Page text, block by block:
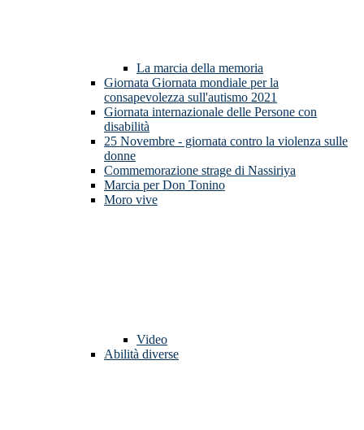
La marcia della memoria
Giornata Giornata mondiale per la
consapevolezza sull'autismo 2021
Giornata internazionale delle Persone con
disabilità
25 Novembre - giornata contro la violenza sulle
donne
Commemorazione strage di Nassiriya
Marcia per Don Tonino
Moro vive
Video
Abilità diverse